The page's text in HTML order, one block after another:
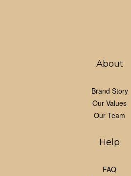
About
Brand Story
Our Values
Our Team
Help
FAQ